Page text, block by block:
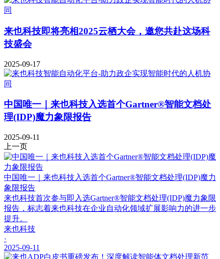
来也科技即将亮相2025云栖大会，邀您共赴这场科
技盛会
2025-09-17
中国唯一｜来也科技入选首个Gartner®智能文档处
理(IDP)魔力象限报告
2025-09-11
上一页
中国唯一｜来也科技入选首个Gartner®智能文档处理(IDP)魔力
象限报告
来也科技首次参与即入选Gartner®智能文档处理(IDP)魔力象限
报告，标志着来也科技在企业自动化领域扩展影响力的进一步
提升。
来也科技
·
2025-09-11